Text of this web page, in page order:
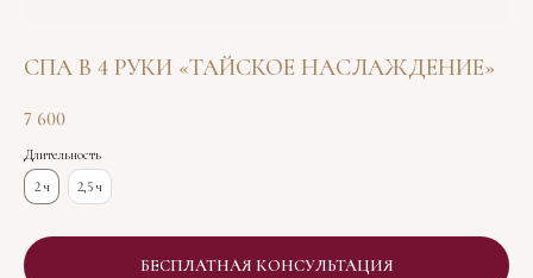
СПА В 4 РУКИ «ТАЙСКОЕ НАСЛАЖДЕНИЕ»
7 600
Длительность
2 ч
2,5 ч
БЕСПЛАТНАЯ КОНСУЛЬТАЦИЯ